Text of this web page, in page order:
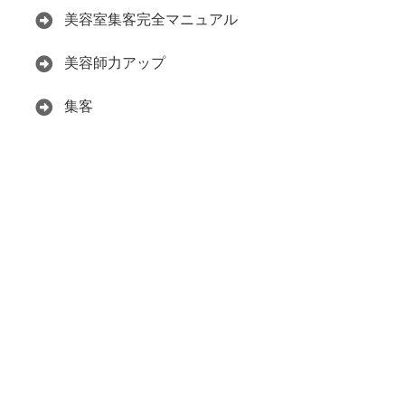
美容室集客完全マニュアル
美容師力アップ
集客